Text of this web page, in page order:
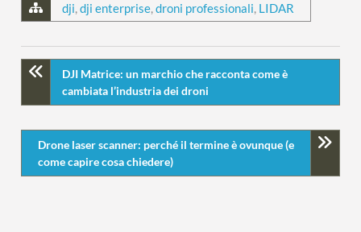
dji,dji enterprise,droni professionali, LIDAR
DJI Matrice: un marchio che racconta come è
cambiata l’industria dei droni
Drone laser scanner: perché il termine è ovunque (e
come capire cosa chiedere)